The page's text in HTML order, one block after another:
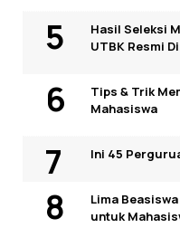
Hasil Seleksi
UTBK Resmi
Tips & Trik
Mahasiswa
Ini 45
Lima
untuk